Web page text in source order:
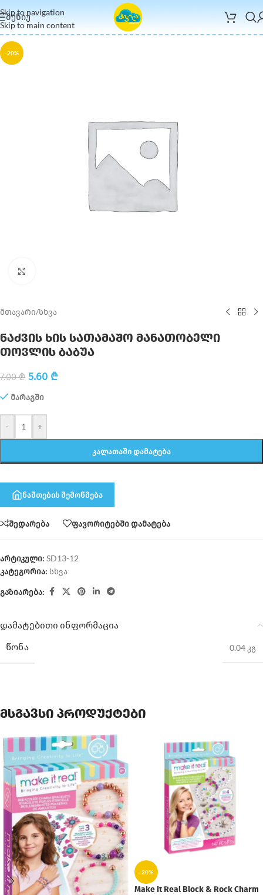
Skip to navigation
Skip to main content
ᲛᲔᲜᲘᲣ
-20%
მთავარი/სხვა
ნაძვის ხის სათამაშო მანათობელი
თოვლის ბაბუა
7.00₾ 5.60 ₾
მარაგში
- +
ᲙᲐᲚᲐᲗᲐᲨᲘ ᲓᲐᲛᲐᲢᲔᲑᲐ
ნაშთების შემოწმება
შედარება ფავორიტებში დამატება
არტიკული: SD13-12
კატეგორია: სხვა
გაზიარება:
დამატებითი ინფორმაცია
ᲬᲝᲜᲐ
0.04 კგ
მსგავსი პროდუქტები
-20%
Make It Real Block & Rock Charm